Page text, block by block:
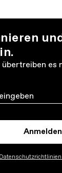
es
Anmelden